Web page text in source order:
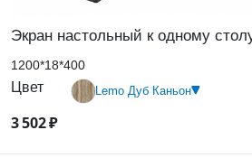
Экран настольный к одному
1200*18*400
Цвет Lemo Дуб Каньон
3502₽